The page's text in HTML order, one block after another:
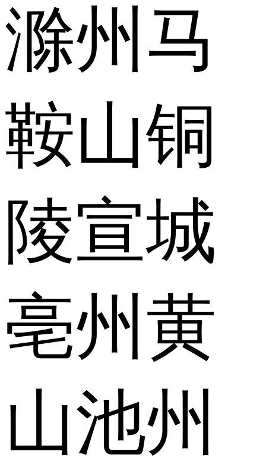
滁州 马
鞍山铜
陵宣城
亳州 黄
山池州